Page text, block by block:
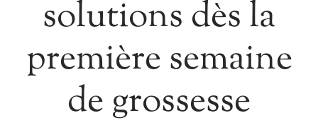
solutions dès la
première semaine
de grossesse